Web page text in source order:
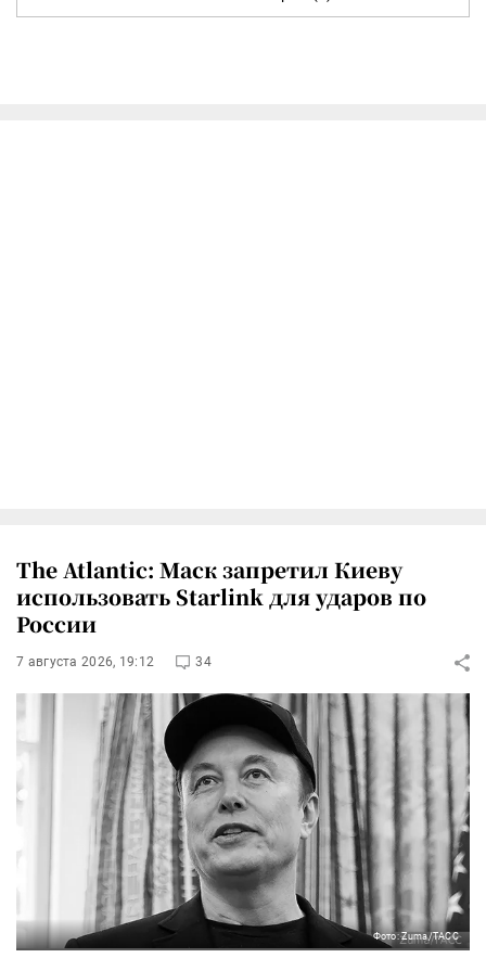
The Atlantic: Маск запретил Киеву
использовать Starlink для ударов по
России
7 августа 2026, 19:12 34
Фото: Zuma/ТАСС